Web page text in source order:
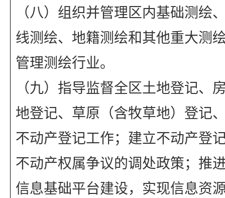
（八）组织并管理区内基础测绘
线测绘、地籍测绘和其他重大测
管理测绘行业。
（九）指导监督全区土地登记、
地登记、草原（含牧草地）登记
不动产登记工作；建立不动产登
不动产权属争议的调处政策；推
信息基础平台建设，实现信息资